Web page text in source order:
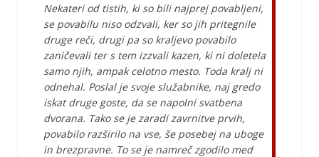
Nekateri od tistih, ki so bili najprej povabljeni,
se povabilu niso odzvali, ker so jih pritegnile
druge reči, drugi pa so kraljevo povabilo
zaničevali ter s tem izzvali kazen, ki ni doletela
samo njih, ampak celotno mesto. Toda kralj ni
odnehal. Poslal je svoje služabnike, naj gredo
iskat druge goste, da se napolni svatbena
dvorana. Tako se je zaradi zavrnitve prvih,
povabilo razširilo na vse, še posebej na uboge
in brezpravne. To se je namreč zgodilo med